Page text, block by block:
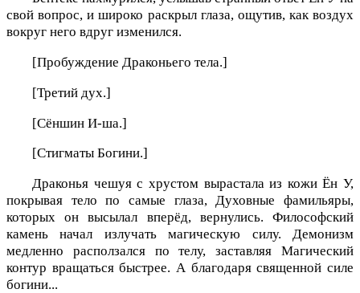
свой вопрос, и широко раскрыл глаза, ощутив, как воздух
вокруг него вдруг изменился.
[Пробуждение Драконьего тела.]
[Третий дух.]
[Сёншин И-ша.]
[Стигматы Богини.]
Драконья чешуя с хрустом вырастала из кожи Ён У,
покрывая тело по самые глаза, Духовные фамильяры,
которых он высылал вперёд, вернулись. Философский
камень начал излучать магическую силу. Демонизм
медленно расползался по телу, заставляя Магический
контур вращаться быстрее. А благодаря священной силе
богини...